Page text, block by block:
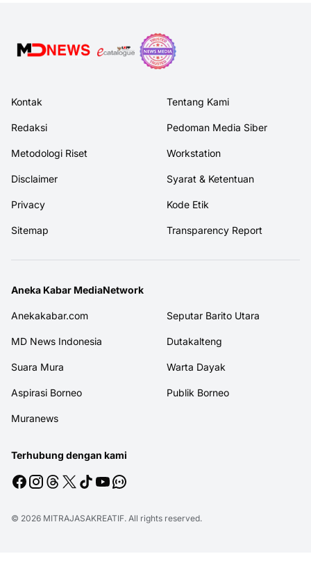
Kontak Tentang Kami
Redaksi Pedoman Media Siber
Metodologi Riset Workstation
Disclaimer Syarat & Ketentuan
Privacy Kode Etik
Sitemap Transparency Report
Aneka Kabar MediaNetwork
Anekakabar.com Seputar Barito Utara
MD News Indonesia Dutakalteng
Suara Mura Warta Dayak
Aspirasi Borneo Publik Borneo
Muranews
Terhubung dengan kami
© 2026 MITRAJASAKREATIF. All rights reserved.